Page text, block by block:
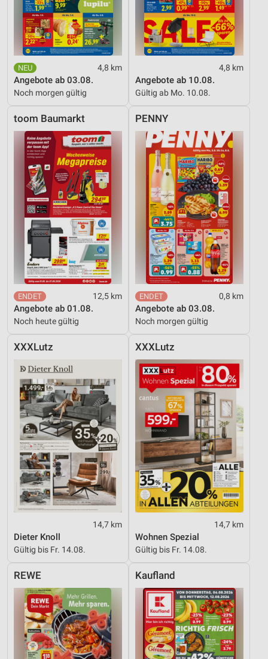
4,8 km
Angebote ab 03.08.
Noch morgen gültig
4,8 km
Angebote ab 10.08.
Gültig ab Mo. 10.08.
toom Baumarkt
12,5 km
Angebote ab 01.08.
Noch heute gültig
PENNY
0,8 km
Angebote ab 03.08.
Noch morgen gültig
XXXLutz
14,7 km
Dieter Knoll
Gültig bis Fr. 14.08.
XXXLutz
14,7 km
Wohnen Spezial
Gültig bis Fr. 14.08.
REWE Kaufland